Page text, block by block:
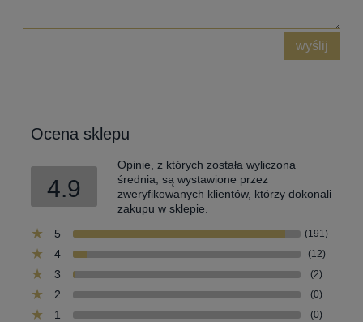
wyślij
Ocena sklepu
4.9
Opinie, z których została wyliczona
średnia, są wystawione przez
zweryfikowanych klientów, którzy dokonali
zakupu w sklepie.
5
(191)
4 (12)
3 (2)
2 (0)
1 (0)